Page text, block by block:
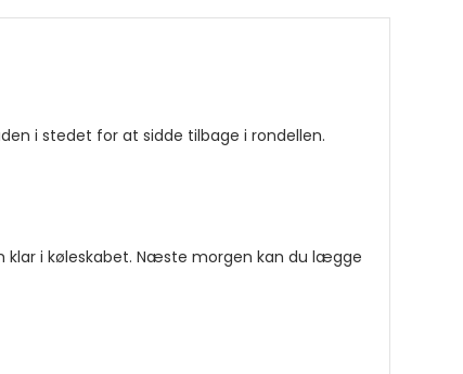
i stedet for at sidde tilbage i rondellen.
i køleskabet. Næste morgen kan du lægge